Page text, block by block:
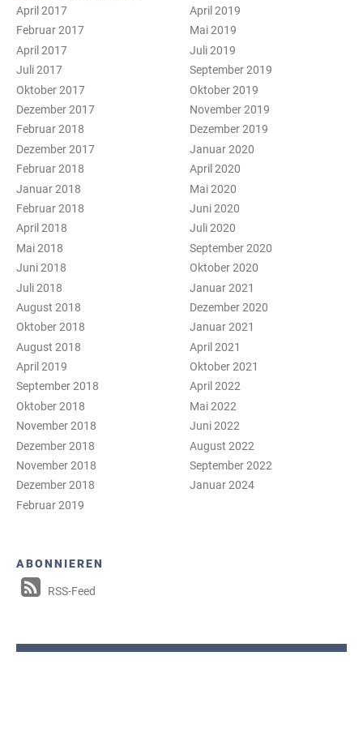
April 2017
Februar 2017
April 2017
Juli 2017
Oktober 2017
Dezember 2017
Februar 2018
Dezember 2017
Februar 2018
Januar 2018
Februar 2018
April 2018
Mai 2018
Juni 2018
Juli 2018
August 2018
Oktober 2018
August 2018
April 2019
September 2018
Oktober 2018
November 2018
Dezember 2018
November 2018
Dezember 2018
Februar 2019
April 2019
Mai 2019
Juli 2019
September 2019
Oktober 2019
November 2019
Dezember 2019
Januar 2020
April 2020
Mai 2020
Juni 2020
Juli 2020
September 2020
Oktober 2020
Januar 2021
Dezember 2020
Januar 2021
April 2021
Oktober 2021
April 2022
Mai 2022
Juni 2022
August 2022
September 2022
Januar 2024
ABONNIEREN
RSS-Feed